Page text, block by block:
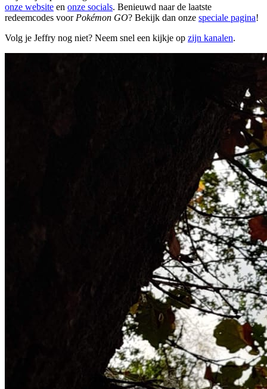
onze website en onze socials. Benieuwd naar de laatste
redeemcodes voor Pokémon GO? Bekijk dan onze speciale pagina!
Volg je Jeffry nog niet? Neem snel een kijkje op zijn kanalen.